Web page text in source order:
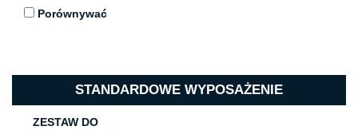
Porównywać
STANDARDOWE WYPOSAŻENIE
ZESTAW DO